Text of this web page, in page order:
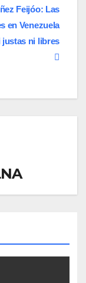
Feijóo: Las
en Venezuela
justas ni libres